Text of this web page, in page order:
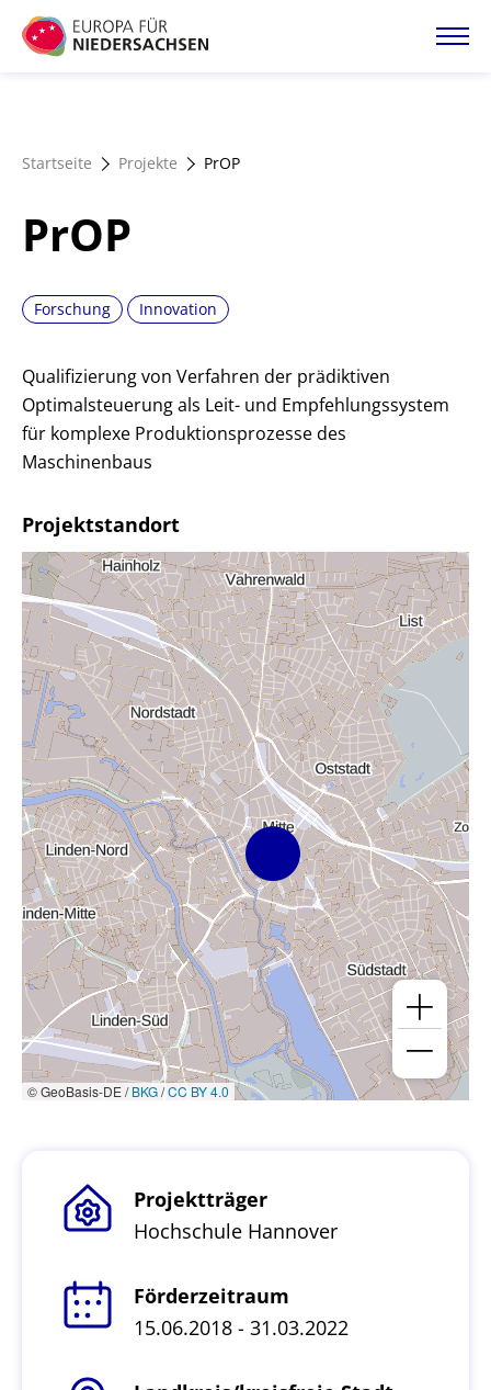
Direkt
zum
Förderangebote
Magazin
Startseite Projekte PrOP
PrOP
Forschung Innovation
Qualifizierung von Verfahren der prädiktiven
Optimalsteuerung als Leit- und Empfehlungssystem
für komplexe Produktionsprozesse des
Maschinenbaus
Projektstandort
© GeoBasis-DE /BKG/CC BY 4.0
Projektträger
Hochschule Hannover
Förderzeitraum
15.06.2018 - 31.03.2022